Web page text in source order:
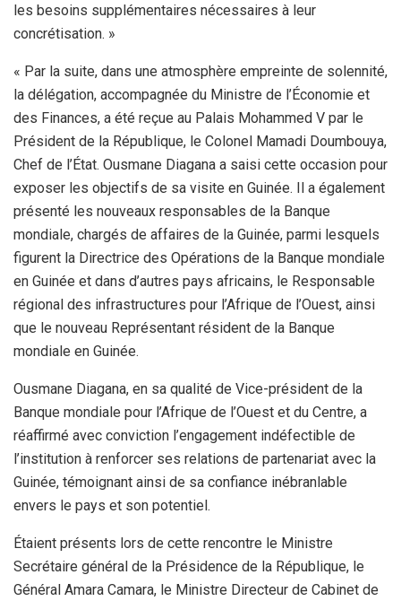
les besoins supplémentaires nécessaires à leur
concrétisation. »
« Par la suite, dans une atmosphère empreinte de solennité,
la délégation, accompagnée du Ministre de l’Économie et
des Finances, a été reçue au Palais Mohammed V par le
Président de la République, le Colonel Mamadi Doumbouya,
Chef de l’État. Ousmane Diagana a saisi cette occasion pour
exposer les objectifs de sa visite en Guinée. Il a également
présenté les nouveaux responsables de la Banque
mondiale, chargés de affaires de la Guinée, parmi lesquels
figurent la Directrice des Opérations de la Banque mondiale
en Guinée et dans d’autres pays africains, le Responsable
régional des infrastructures pour l’Afrique de l’Ouest, ainsi
que le nouveau Représentant résident de la Banque
mondiale en Guinée.
Ousmane Diagana, en sa qualité de Vice-président de la
Banque mondiale pour l’Afrique de l’Ouest et du Centre, a
réaffirmé avec conviction l’engagement indéfectible de
l’institution à renforcer ses relations de partenariat avec la
Guinée, témoignant ainsi de sa confiance inébranlable
envers le pays et son potentiel.
Étaient présents lors de cette rencontre le Ministre
Secrétaire général de la Présidence de la République, le
Général Amara Camara, le Ministre Directeur de Cabinet de